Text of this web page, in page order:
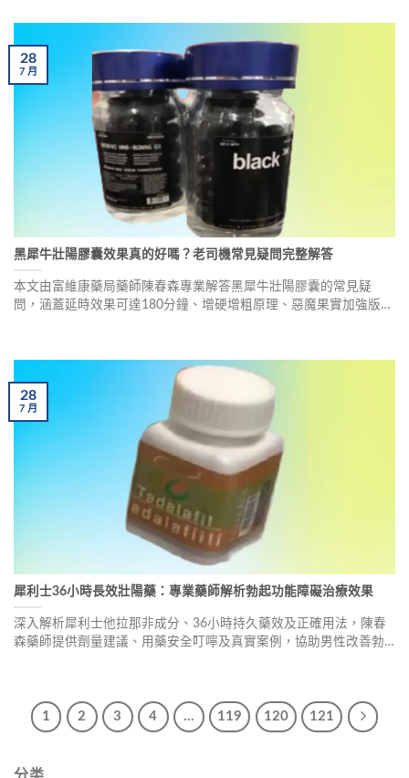
黑犀牛壯陽膠囊效果真的好嗎？老司機常見疑問完整解答
本文由富維康藥局藥師陳春森專業解答黑犀牛壯陽膠囊的常見疑
問，涵蓋延時效果可達180分鐘、增硬增粗原理、惡魔果實加強版與
28
7月
犀利士36小時長效壯陽藥：專業藥師解析勃起功能障礙治療效果
深入解析犀利士他拉那非成分、36小時持久藥效及正確用法，陳春
森藥師提供劑量建議、用藥安全叮嚀及真實案例，協助男性改善勃
28
7月
1 2 3 4 ... 119 120 121